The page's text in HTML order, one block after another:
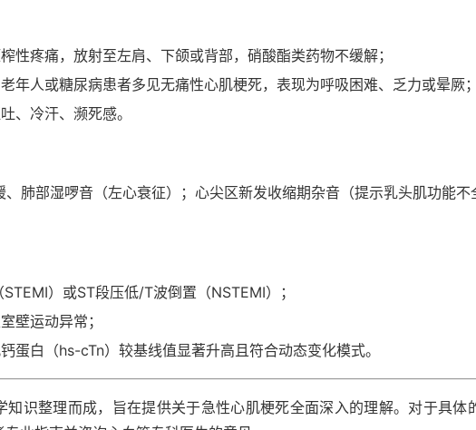
性疼痛，放射至左肩、下颌或背部，硝酸酯类药物不缓解；
年人或糖尿病患者多见无痛性心肌梗死，表现为呼吸困难、乏力或晕厥；
、冷汗、濒死感。
肺部湿啰音（左心衰征）；心尖区新发收缩期杂音（提示乳头肌功能不
）或ST段压低/T波倒置（NSTEMI）；
壁运动异常；
蛋白（hs-cTn）较基线值显著升高且符合动态变化模式。
知识整理而成，旨在提供关于急性心肌梗死全面深入的理解。对于具体